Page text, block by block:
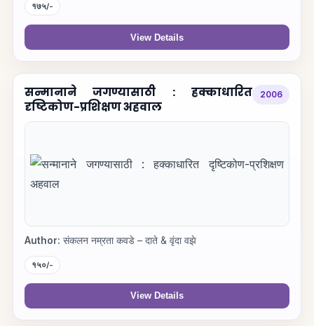
१७५/-
View Details
सन्मानाने जगण्यासाठी : हक्काधारित
दृष्टिकोण-प्रशिक्षण अहवाल
2006
Author: संकलन नम्रता कवडे – दाते & वृंदा वझे
१५०/-
View Details